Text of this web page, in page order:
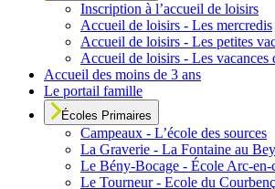
Inscription à l’accueil de loisirs
Accueil de loisirs - Les mercredis
Accueil de loisirs - Les petites
Accueil de loisirs - Les vacances
Accueil des moins de 3 ans
Le portail famille
Écoles Primaires
Campeaux - L’école des sources
La Graverie - La Fontaine au Bey
Le Bény-Bocage - École Arc-en-
Le Tourneur - Ecole du